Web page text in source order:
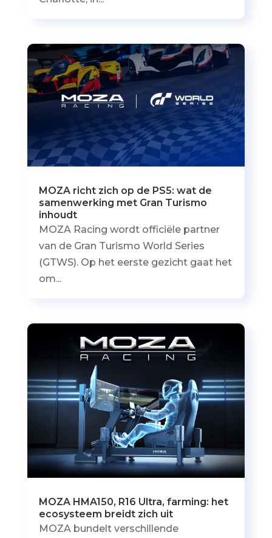
MOZA richt zich op de PS5: wat de
samenwerking met Gran Turismo
inhoudt
MOZA Racing wordt officiële partner
van de Gran Turismo World Series
(GTWS). Op het eerste gezicht gaat het
om...
MOZA HMA150, R16 Ultra, farming: het
ecosysteem breidt zich uit
MOZA bundelt verschillende